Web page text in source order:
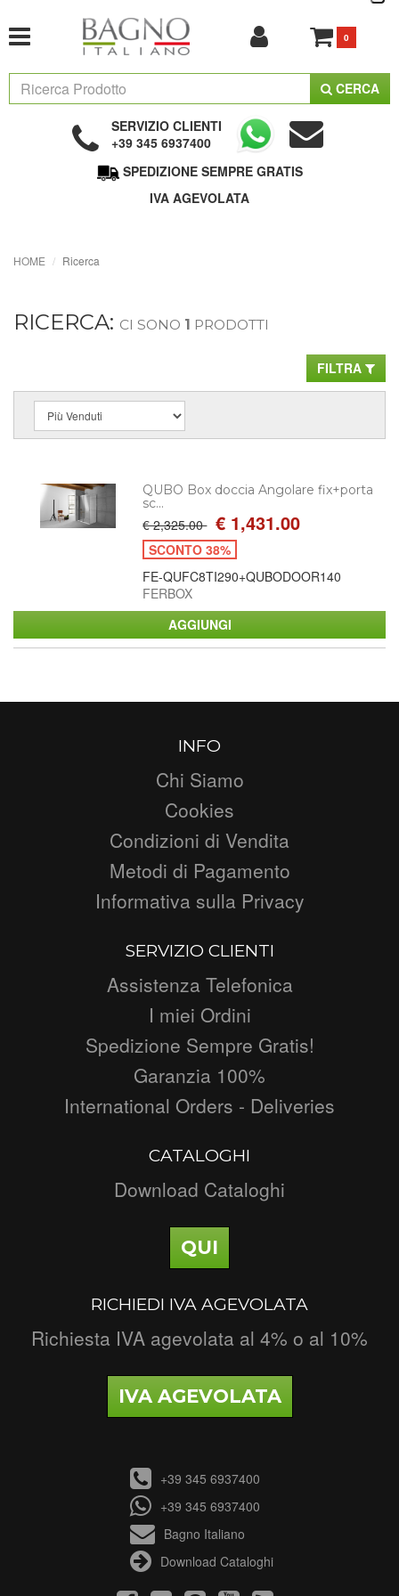
0
CERCA
SERVIZIO CLIENTI
+39 345 6937400
SPEDIZIONE SEMPRE GRATIS
IVA AGEVOLATA
HOME Ricerca
RICERCA: CI SONO 1 PRODOTTI
FILTRA
QUBO Box doccia Angolare fix+porta
sc...
€ 2,325.00 € 1,431.00
SCONTO 38%
FE-QUFC8TI290+QUBODOOR140
FERBOX
INFO
Chi Siamo
Cookies
Condizioni di Vendita
Metodi di Pagamento
Informativa sulla Privacy
SERVIZIO CLIENTI
Assistenza Telefonica
I miei Ordini
Spedizione Sempre Gratis!
Garanzia 100%
International Orders - Deliveries
CATALOGHI
Download Cataloghi
QUI
RICHIEDI IVA AGEVOLATA
Richiesta IVA agevolata al 4% o al 10%
IVA AGEVOLATA
+39 345 6937400
+39 345 6937400
Bagno Italiano
Download Cataloghi